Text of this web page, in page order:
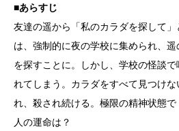
■あらすじ
友達の遥から「私のカラダを探して
は、強制的に夜の学校に集められ、
を探すことに。しかし、学校の怪談で
れてしまう。カラダをすべて見つけ
れ、殺され続ける。極限の精神状態
人の運命は？